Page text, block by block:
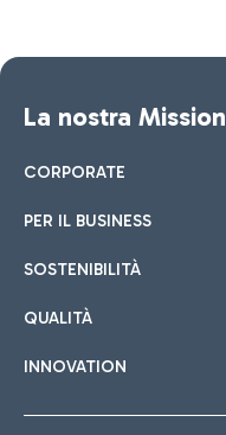
La nostra Mission
CORPORATE
PER IL BUSINESS
SOSTENIBILITÀ
QUALITÀ
INNOVATION